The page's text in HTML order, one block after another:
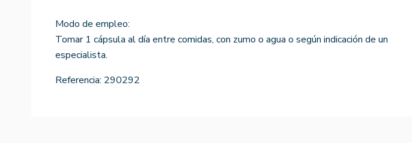
Modo de empleo:
Tomar 1 cápsula al día entre comidas, con zumo o agua o según indicación de un
especialista.
Referencia: 290292